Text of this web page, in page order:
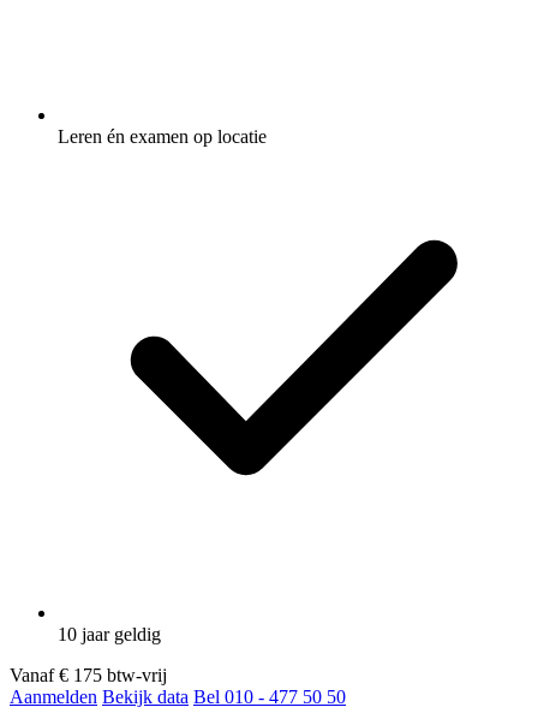
Leren én examen op locatie
10 jaar geldig
Vanaf € 175 btw-vrij
Aanmelden Bekijk data Bel 010 - 477 50 50